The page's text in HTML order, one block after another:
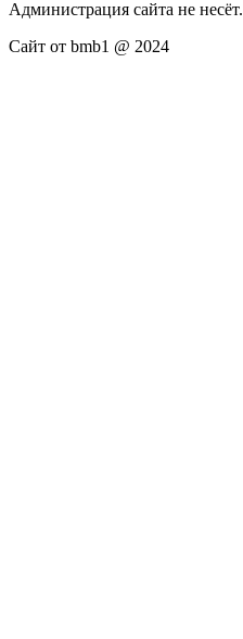
Администрация сайта не несёт.
Сайт от bmb1 @ 2024